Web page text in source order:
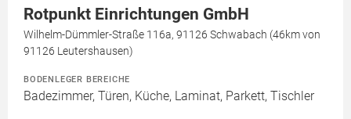
Rotpunkt Einrichtungen GmbH
Wilhelm-Dümmler-Straße 116a, 91126 Schwabach (46km von
91126 Leutershausen)
BODENLEGER BEREICHE
Badezimmer, Türen, Küche, Laminat, Parkett, Tischler